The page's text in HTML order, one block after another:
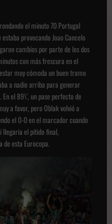
el minuto 70 Portugal
provocando Joao Cancelo
cambios por parte de los dos
con más frescura en el
muy cómoda un buen tramo
a nadie arriba para generar
el 89\', un pase perfecto de
a favor, pero Oblak volvió a
el 0-0 en el marcador cuando
llegaria el pitido final,
de esta Eurocopa.